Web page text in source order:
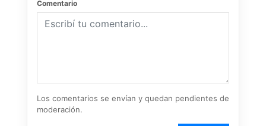
Comentario
Los comentarios se envían y quedan pendientes de
moderación.